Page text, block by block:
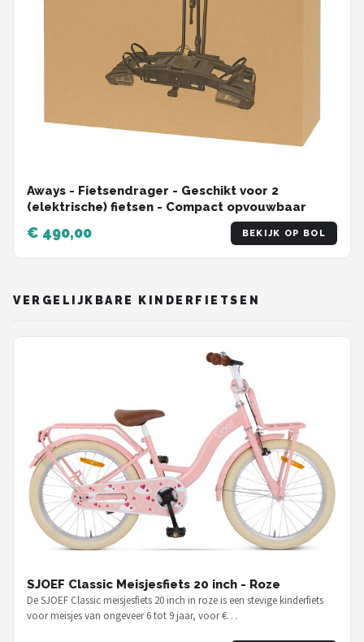
Aways - Fietsendrager - Geschikt voor 2
(elektrische) fietsen - Compact opvouwbaar
€ 490,00 BEKIJK OP BOL
VERGELIJKBARE KINDERFIETSEN
SJOEF Classic Meisjesfiets 20 inch - Roze
De SJOEF Classic meisjesfiets 20 inch in roze is een stevige kinderfiets
voor meisjes van ongeveer 6 tot 9 jaar, voor €…